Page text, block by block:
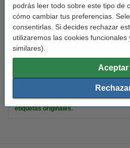
podrás leer todo sobre este tipo de
cómo cambiar tus preferencias.
consentirlas. Si decides rechazar
utilizaremos las cookies
similares).
Aceptar
Material: papel
Color: blanco
Núm. de item:
S0722520
Te recomendamos que compres estas
etiquetas originales.